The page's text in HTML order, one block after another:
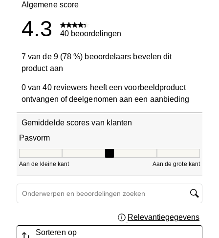
Algemene score
4.3 40 beoordelingen
7 van de 9 (78 %) beoordelaars bevelen dit
product aan
0 van 40 reviewers heeft een voorbeeldproduct
ontvangen of deelgenomen aan een aanbieding
Gemiddelde scores van klanten
Pasvorm
Aan de kleine kant Aan de grote kant
Onderwerpen en beoordelingen zoeken per regio
Relevantiegegevens
Sorteren op